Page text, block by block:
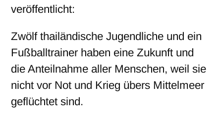
veröffentlicht:
Zwölf thailändische Jugendliche und ein
Fußballtrainer haben eine Zukunft und
die Anteilnahme aller Menschen, weil sie
nicht vor Not und Krieg übers Mittelmeer
geflüchtet sind.